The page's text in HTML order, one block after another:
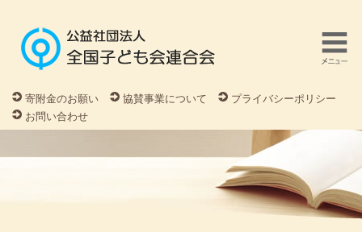
寄附金のお願い 協賛事業について
プライバシーポリシー
お問い合わせ